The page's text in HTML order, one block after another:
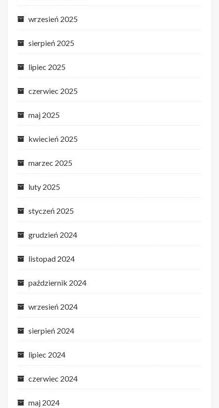
wrzesień 2025
sierpień 2025
lipiec 2025
czerwiec 2025
maj 2025
kwiecień 2025
marzec 2025
luty 2025
styczeń 2025
grudzień 2024
listopad 2024
październik 2024
wrzesień 2024
sierpień 2024
lipiec 2024
czerwiec 2024
maj 2024